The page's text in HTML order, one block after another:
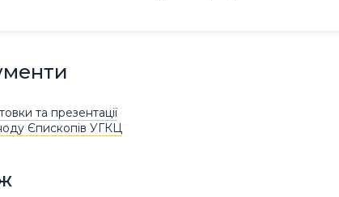
та презентації
Єпископів УГКЦ